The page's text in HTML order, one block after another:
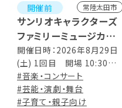
開催前 常陸太田市
サンリオキャラクターズ
ファミリーミュージカル
Song of Life
開催日時：2026年8月29日
(土) 1回目 開場 10:30／
開演 11:00 2回目 開場
13:30／開演 14:00 ※公演
時間約90分（休憩込）
#音楽・コンサート
#芸能・演劇・舞台
#子育て・親子向け